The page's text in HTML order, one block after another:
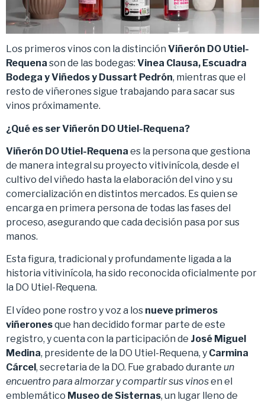
Los primeros vinos con la distinción Viñerón DO Utiel-
Requena son de las bodegas: Vinea Clausa, Escuadra
Bodega y Viñedos y Dussart Pedrón, mientras que el
resto de viñerones sigue trabajando para sacar sus
vinos próximamente.
¿Qué es ser Viñerón DO Utiel-Requena?
Viñerón DO Utiel-Requena es la persona que gestiona
de manera integral su proyecto vitivinícola, desde el
cultivo del viñedo hasta la elaboración del vino y su
comercialización en distintos mercados. Es quien se
encarga en primera persona de todas las fases del
proceso, asegurando que cada decisión pasa por sus
manos.
Esta figura, tradicional y profundamente ligada a la
historia vitivinícola, ha sido reconocida oficialmente por
la DO Utiel-Requena.
El vídeo pone rostro y voz a los nueve primeros
viñeronesque han decidido formar parte de este
registro, y cuenta con la participación de José Miguel
Medina, presidente de la DO Utiel-Requena, y Carmina
Cárcel, secretaria de la DO. Fue grabado durante un
encuentro para almorzar y compartir sus vinosen el
emblemático Museo de Sisternas, un lugar lleno de